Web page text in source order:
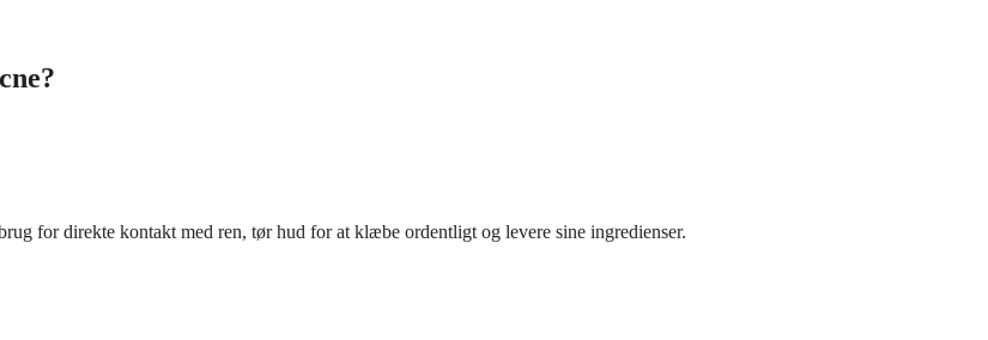
for direkte kontakt med ren, tør hud for at klæbe ordentligt og levere sine ingredienser.